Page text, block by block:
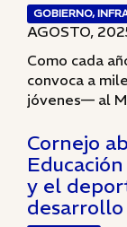
GOBIERNO,
AGOSTO,
Como cada
convoca a
jóvenes— al
Cornejo
y el